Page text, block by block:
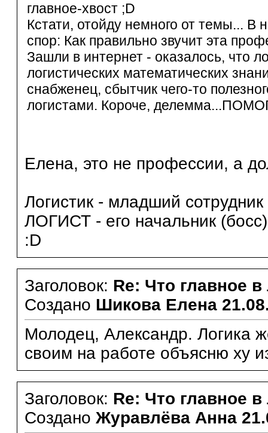
главное-хвост ;D
Кстати, отойду немного от темы... В
спор: Как правильно звучит эта
Зашли в интернет - оказалось, что
логистических математических
снабженец, сбытчик чего-то
логистами. Короче,
Елена, это не профессии, а
Логистик - младший
ЛОГИСТ - его начальник
:D
Заголовок: Re: Что главное в
Создано Шикова Елена
Молодец, Александр. Логика
своим на работе объясню ху
Заголовок: Re: Что главное в
Создано Журавлёва Анна